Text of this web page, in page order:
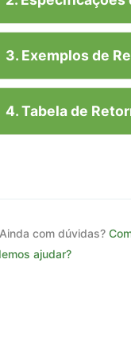
3. Exemplos de
4. Tabela de
com dúvidas?
ajudar?